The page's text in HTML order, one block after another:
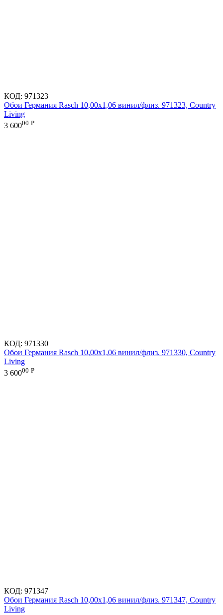
КОД: 971323
Обои Германия Rasch 10,00x1,06 винил/флиз. 971323, Country
Living
3 60000 Р
КОД: 971330
Обои Германия Rasch 10,00x1,06 винил/флиз. 971330, Country
Living
3 60000 Р
КОД: 971347
Обои Германия Rasch 10,00x1,06 винил/флиз. 971347, Country
Living